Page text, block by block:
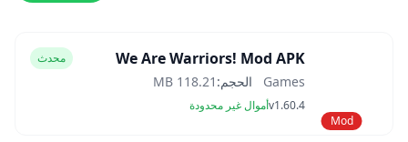
Mod
We Are Warriors! Mod APK محدث
Games الحجم: 118.21 MB
v1.60.4أموال غير محدودة